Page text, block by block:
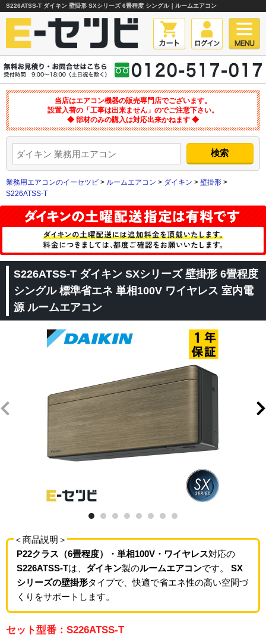
S226ATSS-T ダイキン 壁掛形 SXシリーズ 6畳程度 シングル｜ルームエアコン
当店はエアコン機器の販売専門店でございます。
設置入替の「工事は出来ません」のでご注意下さい。
◆ 部材のみの購入は対応出来かねます ◆
業務用エアコンのイーセツビ > ルームエアコン > ダイキン > 壁掛形 >
S226ATSS-T
S226ATSS-T ダイキン SXシリーズ 壁掛形 6畳程度
シングル 標準省エネ 単相100V ワイヤレス 室内電
源 ルームエアコン
＜商品説明＞
P22クラス（6畳程度）・単相100V・ワイヤレス対応の
S226ATSS-Tは、 ダイキン製のルームエアコンです。 SX
シリーズの壁掛形タイプで、快適で省エネ性の高い空間づ
くりをサポートします。
セット型番：S226ATSS-T